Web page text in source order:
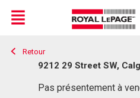
Live
En Direct
Menu
Retour
9212 29 Street SW,
Pas présentement à